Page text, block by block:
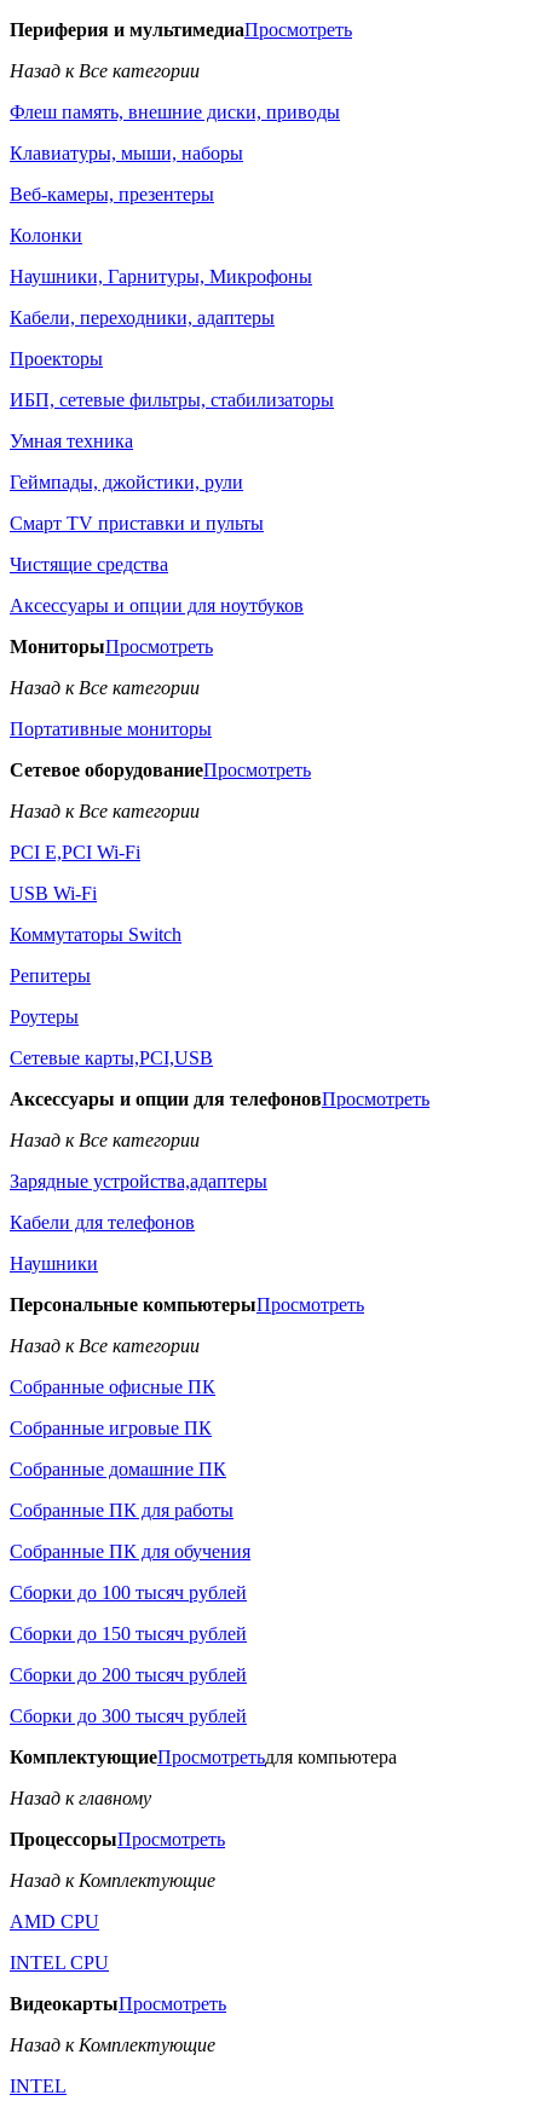
Периферия и мультимедиаПросмотреть
Назад к Все категории
Флеш память, внешние диски, приводы
Клавиатуры, мыши, наборы
Веб-камеры, презентеры
Колонки
Наушники, Гарнитуры, Микрофоны
Кабели, переходники, адаптеры
Проекторы
ИБП, сетевые фильтры, стабилизаторы
Умная техника
Геймпады, джойстики, рули
Смарт TV приставки и пульты
Чистящие средства
Аксессуары и опции для ноутбуков
МониторыПросмотреть
Назад к Все категории
Портативные мониторы
Сетевое оборудованиеПросмотреть
Назад к Все категории
PCI E,PCI Wi-Fi
USB Wi-Fi
Коммутаторы Switch
Репитеры
Роутеры
Сетевые карты,PCI,USB
Аксессуары и опции для телефоновПросмотреть
Назад к Все категории
Зарядные устройства,адаптеры
Кабели для телефонов
Наушники
Персональные компьютерыПросмотреть
Назад к Все категории
Собранные офисные ПК
Собранные игровые ПК
Собранные домашние ПК
Собранные ПК для работы
Собранные ПК для обучения
Сборки до 100 тысяч рублей
Сборки до 150 тысяч рублей
Сборки до 200 тысяч рублей
Сборки до 300 тысяч рублей
КомплектующиеПросмотретьдля компьютера
Назад к главному
ПроцессорыПросмотреть
Назад к Комплектующие
AMD CPU
INTEL CPU
ВидеокартыПросмотреть
Назад к Комплектующие
INTEL